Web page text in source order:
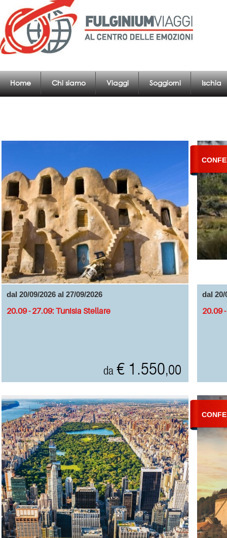
Home Chi siamo Viaggi Soggiorni Ischia
dal 20/09/2026 al 27/09/2026
20.09 - 27.09: Tunisia Stellare
da € 1.550,00
dal 20/
20.09